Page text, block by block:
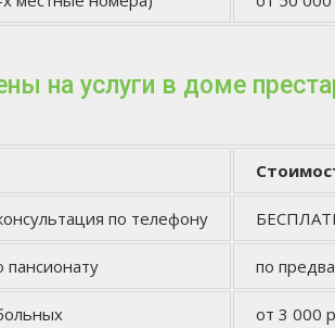
на услуги в доме
по телефону
пансионату по
от 3 000